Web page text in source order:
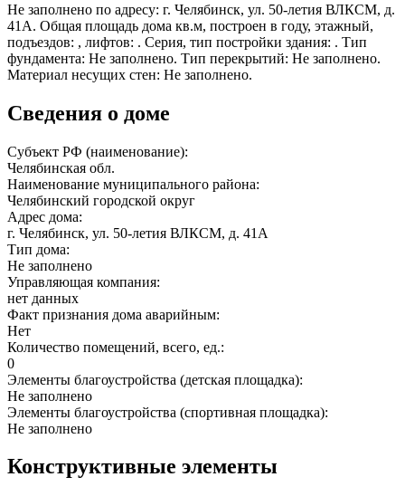
Не заполнено по адресу: г. Челябинск, ул. 50-летия ВЛКСМ, д.
41А. Общая площадь дома кв.м, построен в году, этажный,
подъездов: , лифтов: . Серия, тип постройки здания: . Тип
фундамента: Не заполнено. Тип перекрытий: Не заполнено.
Материал несущих стен: Не заполнено.
Сведения о доме
Субъект РФ (наименование):
Челябинская обл.
Наименование муниципального района:
Челябинский городской округ
Адрес дома:
г. Челябинск, ул. 50-летия ВЛКСМ, д. 41А
Тип дома:
Не заполнено
Управляющая компания:
нет данных
Факт признания дома аварийным:
Нет
Количество помещений, всего, ед.:
0
Элементы благоустройства (детская площадка):
Не заполнено
Элементы благоустройства (спортивная площадка):
Не заполнено
Конструктивные элементы